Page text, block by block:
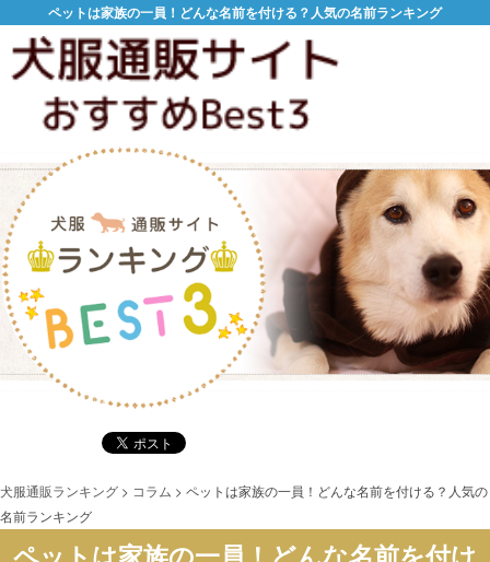
ペットは家族の一員！どんな名前を付ける？人気の名前ランキング
犬服通販ランキング > コラム > ペットは家族の一員！どんな名前を付ける？人気の
名前ランキング